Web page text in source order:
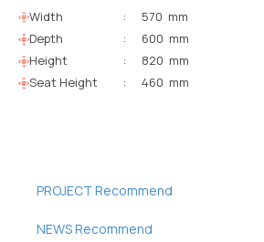
Width :
570 mm
Depth
:
600 mm
Height
:
820 mm
Seat Height
: 460 mm
PROJECT Recommend
NEWS Recommend